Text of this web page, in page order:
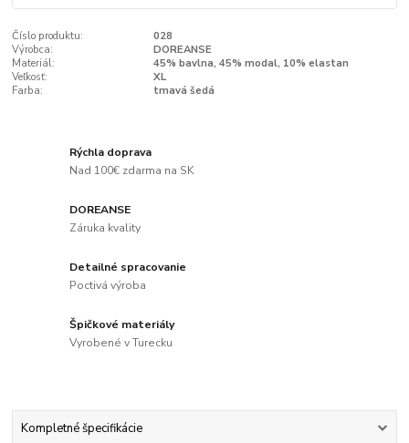
Číslo produktu:
028
Výrobca:
DOREANSE
Materiál:
45% bavlna, 45% modal, 10% elastan
Veľkosť:
XL
Farba:
tmavá šedá
Rýchla doprava
Nad 100€ zdarma na SK
DOREANSE
Záruka kvality
Detailné spracovanie
Poctivá výroba
Špičkové materiály
Vyrobené v Turecku
Kompletné špecifikácie